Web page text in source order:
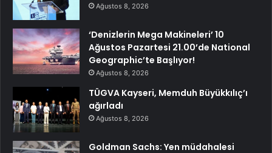
Ağustos 8, 2026
‘Denizlerin Mega Makineleri’ 10
Ağustos Pazartesi 21.00’de National
Geographic’te Başlıyor!
Ağustos 8, 2026
TÜGVA Kayseri, Memduh Büyükkılıç’ı
ağırladı
Ağustos 8, 2026
Goldman Sachs: Yen müdahalesi